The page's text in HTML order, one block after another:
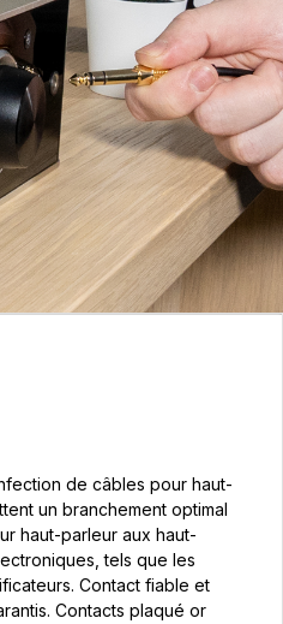
de câbles pour haut-
un branchement optimal
haut-parleur aux haut-
tels que les
Contact fiable et
Contacts plaqué or